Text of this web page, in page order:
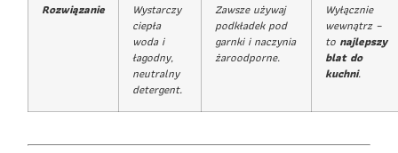
Rozwiązanie
Wystarczy
ciepła
woda i
łagodny,
neutralny
detergent.
Zawsze używaj
podkładek pod
garnki i naczynia
żaroodporne.
Wyłącznie
wewnątrz –
to najlepszy
blat do
kuchni.